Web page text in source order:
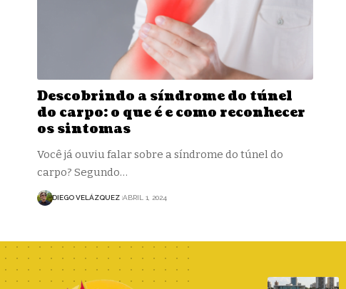
Descobrindo a síndrome do túnel
do carpo: o que é e como reconhecer
os sintomas
Você já ouviu falar sobre a síndrome do túnel do
carpo? Segundo…
DIEGO VELÁZQUEZ ABRIL 1, 2024